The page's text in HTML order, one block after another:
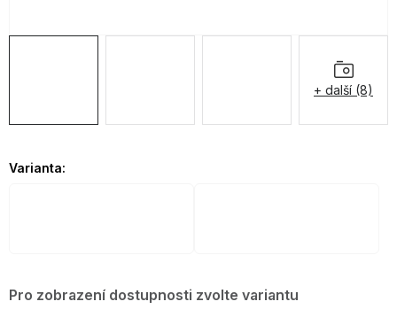
Varianta:
Pro zobrazení dostupnosti zvolte variantu
+ další (8)